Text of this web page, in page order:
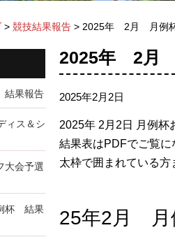
> 競技結果報告 > 2025年 2月 月例
2025年 2月
2025年2月2日
2025年 2月2日 月例杯
結果表はPDFでご覧に
太枠で囲まれている方
25年2月
果報告
ス＆シ
大会予選
杯 結果